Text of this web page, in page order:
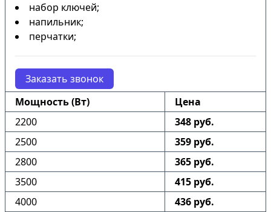
набор ключей;
напильник;
перчатки;
Заказать звонок
Мощность (Вт)
Цена
2200
348 руб.
2500
359 руб.
2800
365 руб.
3500
415 руб.
4000
436 руб.